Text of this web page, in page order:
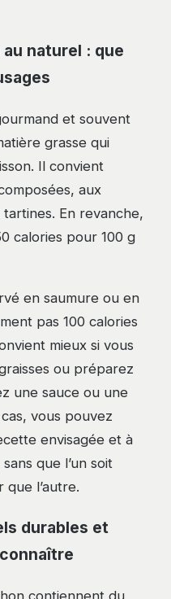
au naturel : que
et souvent
grasse qui
Il convient
aux
En revanche,
calories pour 100 g
en saumure ou en
pas 100 calories
mieux si vous
ou préparez
une sauce ou une
vous pouvez
envisagée et à
que l’un soit
que l’autre.
durables et